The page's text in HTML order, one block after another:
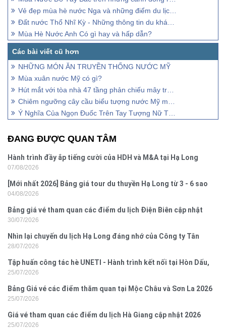
Vẻ đẹp mùa hè nước Nga và những điểm du lịch hấp dẫn nhất
Đất nước Thổ Nhĩ Kỳ - Những thông tin du khách cần biết
Mùa Hè Nước Anh Có gì hay và hấp dẫn?
NHỮNG MÓN ĂN TRUYỀN THỐNG NƯỚC MỸ
Mùa xuân nước Mỹ có gì?
Hút mắt với tòa nhà 47 tầng phản chiếu mây trời trên đất Mỹ
Chiêm ngưỡng cây cầu biểu tượng nước Mỹ mộng mơ đắm chìm trong sương
Ý Nghĩa Của Ngọn Đuốc Trên Tay Tượng Nữ Thần Tự Do
ĐANG ĐƯỢC QUAN TÂM
Hành trình đầy ắp tiếng cười của HDH và M&A tại Hạ Long
07/08/2026
[Mới nhất 2026] Bảng giá tour du thuyền Hạ Long từ 3 - 6 sao
04/08/2026
Bảng giá vé tham quan các điểm du lịch Điện Biên cập nhật
2026
30/07/2026
Nhìn lại chuyến du lịch Hạ Long đáng nhớ của Công ty Tân
Hưng 2026
28/07/2026
Tập huấn công tác hè UNETI - Hành trình kết nối tại Hòn Dấu,
Đồ Sơn
25/07/2026
Bảng Giá vé các điểm thăm quan tại Mộc Châu và Sơn La 2026
25/07/2026
Giá vé tham quan các điểm du lịch Hà Giang cập nhật 2026
25/07/2026